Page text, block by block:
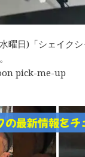
曜日)「シェイク
pick-me-up
の最新情報を